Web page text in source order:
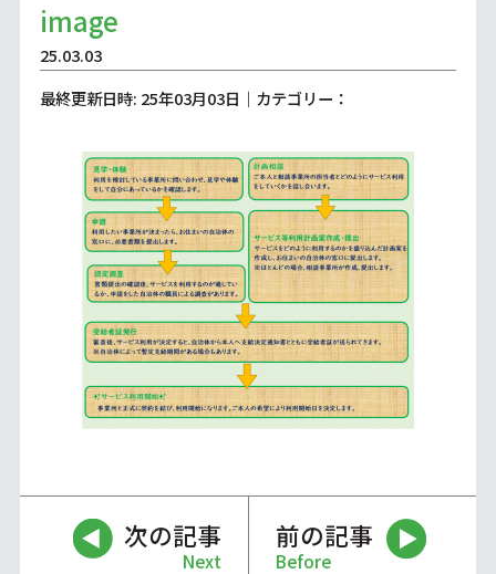
image
25.03.03
最終更新日時: 25年03月03日｜カテゴリー：
次の記事
Next
前の記事
Before